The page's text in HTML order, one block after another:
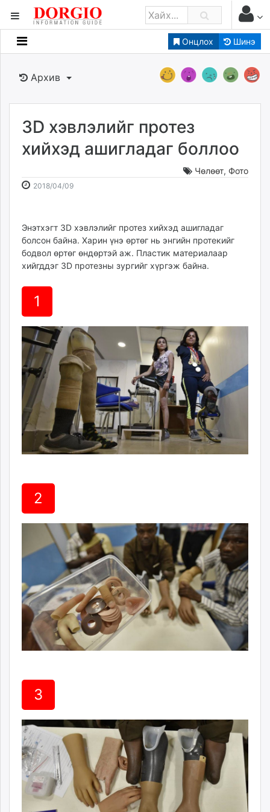
Онцлох Шинэ
Мэдээллийн
Банк санхүү
Бизнес ААН
Төрийн
Gogo.mn
zindaa.mn
Baabar.mn
tovch.mn
mnb.mn
Eguur.mn
24tsag.mn
shuud.mn
eagle.mn
ergelt.mn
zarig.mn
today.mn
zuv.mn
mminfo.mn
unen.mn
asu.mn
shudarga.mn
shuurhai.mn
unuudur.mn
mglradio.com
fact.mn
itoim.mn
tumen.mn
shuum.mn
mass.mn
unegui.mn
assa.mn
toim.mn
tac.mn
paparazzi.mn
unread.today
Архив
3D хэвлэлийг протез
хийхэд ашигладаг боллоо
Чөлөөт, Фото
2018/04/092018-
13:47:47
2026-
20:35:56
Энэтхэгт 3D хэвлэлийг протез хийхэд ашигладаг
болсон байна. Харин үнэ өртөг нь энгийн протекийг
бодвол өртөг өндөртэй аж. Пластик материалаар
хийгддэг 3D протезны зургийг хүргэж байна.
1
2
3